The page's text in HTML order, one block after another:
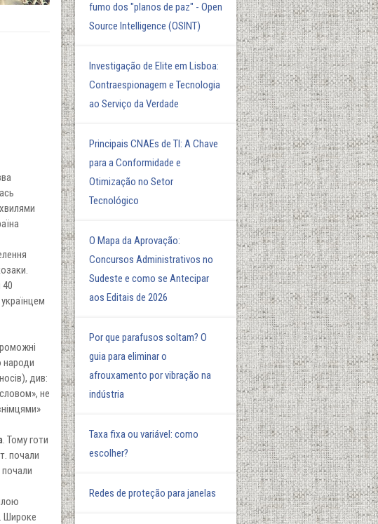
40
народи
див:
не
. Тому готи
почали
почали
Широке
fumo dos "planos de paz" - Open
Source Intelligence (OSINT)
Investigação de Elite em Lisboa:
Contraespionagem e Tecnologia
ao Serviço da Verdade
Principais CNAEs de TI: A Chave
para a Conformidade e
Otimização no Setor
Tecnológico
O Mapa da Aprovação:
Concursos Administrativos no
Sudeste e como se Antecipar
aos Editais de 2026
Por que parafusos soltam? O
guia para eliminar o
afrouxamento por vibração na
indústria
Taxa fixa ou variável: como
escolher?
Redes de proteção para janelas